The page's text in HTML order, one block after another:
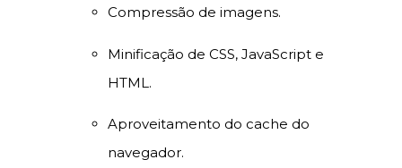
Compressão de imagens.
Minificação de CSS, JavaScript e
HTML.
Aproveitamento do cache do
navegador.